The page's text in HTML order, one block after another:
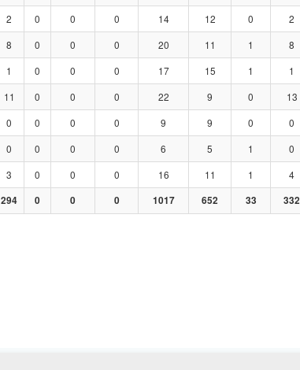
2 0 0 0 14 12 0 2
8 0 0 0 20 11 1 8
1 0 0 0 17 15 1 1
11 0 0 0 22 9 0 13
0 0 0 0 9 9 0 0
0 0 0 0 6 5 1 0
3 0 0 0 16 11 1 4
294 0 0 0 1017 652 33 332